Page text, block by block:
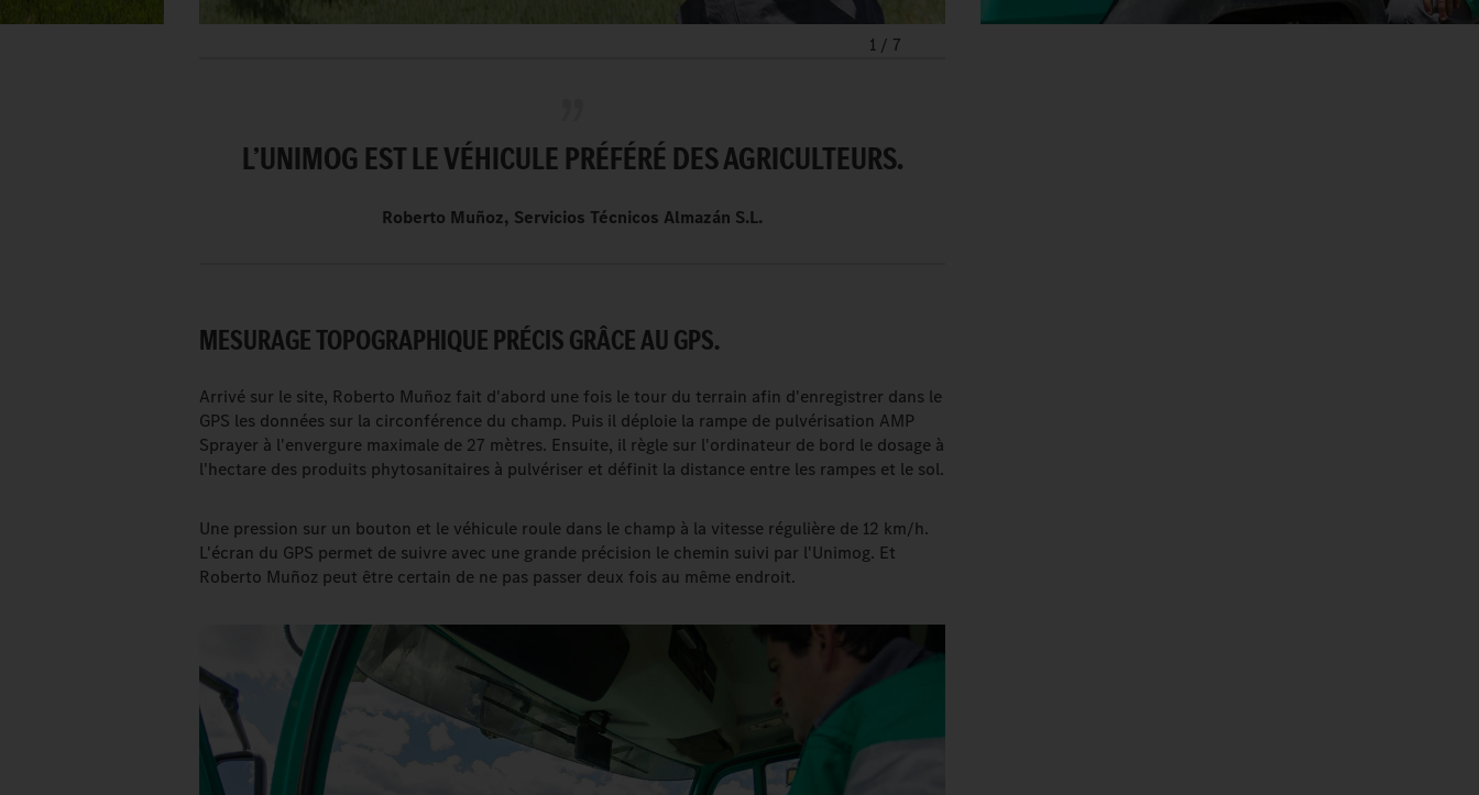
1 / 7
LʼUNIMOG EST LE VÉHICULE PRÉFÉRÉ DES AGRICULTEURS.
Roberto Muñoz, Servicios Técnicos Almazán S.L.
MESURAGE TOPOGRAPHIQUE PRÉCIS GRÂCE AU GPS.
Arrivé sur le site, Roberto Muñoz fait d'abord une fois le tour du terrain afin d'enregistrer dans le
GPS les données sur la circonférence du champ. Puis il déploie la rampe de pulvérisation AMP
Sprayer à l'envergure maximale de 27 mètres. Ensuite, il règle sur l'ordinateur de bord le dosage à
l'hectare des produits phytosanitaires à pulvériser et définit la distance entre les rampes et le sol.
Une pression sur un bouton et le véhicule roule dans le champ à la vitesse régulière de 12 km/h.
L'écran du GPS permet de suivre avec une grande précision le chemin suivi par l'Unimog. Et
Roberto Muñoz peut être certain de ne pas passer deux fois au même endroit.